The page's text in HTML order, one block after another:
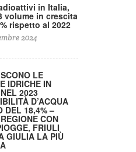
in Italia,
volume in crescita
rispetto al 2022
2024
LE
IDRICHE IN
2023
D’ACQUA
DEL 18,4% –
CON
FRIULI
GIULIA LA PIÙ